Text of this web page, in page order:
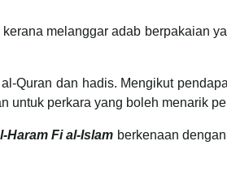
melanggar adab berpakaian
dan hadis. Mengikut
untuk perkara yang boleh menarik
Haram Fi al-Islam berkenaan